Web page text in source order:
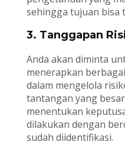
sehingga tujuan bisa
3. Tanggapan
Anda akan diminta
menerapkan
dalam mengelola
tantangan yang
menentukan
dilakukan dengan
sudah diidentifikasi.